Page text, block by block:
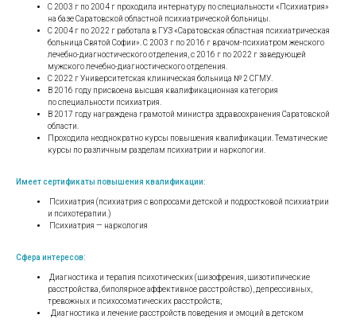
С 2003 г по 2004 г проходила интернатуру по специальности «Психиатрия»
на базе Саратовской областной психиатрической больницы.
С 2004 г по 2022 г работала в ГУЗ «Саратовская областная психиатрическая
больница Святой Софии». С 2003 г по 2016 г врачом-психиатром женского
лечебно-диагностического отделения, с 2016 г по 2022 г заведующей
мужского лечебно-диагностического отделения.
С 2022 г Университетская клиническая больница № 2 СГМУ.
В 2016 году присвоена высшая квалификационная категория
по специальности психиатрия.
В 2017 году награждена грамотой министра здравоохранения Саратовской
области.
Проходила неоднократно курсы повышения квалификации. Тематические
курсы по различным разделам психиатрии и наркологии.
Имеет сертификаты повышения квалификации:
Психиатрия (психиатрия с вопросами детской и подростковой психиатрии
и психотерапии.)
Психиатрия — наркология
Сфера интересов:
Диагностика и терапия психотических (шизофрения, шизотипические
расстройства, биполярное аффективное расстройство), депрессивных,
тревожных и психосоматических расстройств;
Диагностика и лечение расстройств поведения и эмоций в детском